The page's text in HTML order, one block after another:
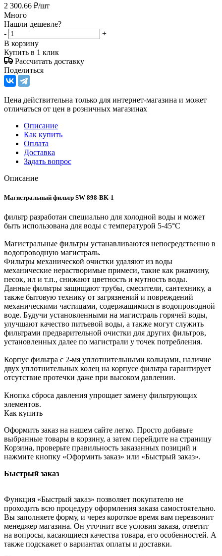
2 300.66 ₽/шт
Много
Нашли дешевле?
-
+
В корзину
Купить в 1 клик
Рассчитать доставку
Поделиться
Цена действительна только для интернет-магазина и может
отличаться от цен в розничных магазинах
Описание
Как купить
Оплата
Доставка
Задать вопрос
Описание
Магистральный фильтр SW 898-BK-1
фильтр разработан специально для холодной воды и может
быть использована для воды с температурой 5-45°С
Магистральные фильтры устанавливаются непосредственно в
водопроводную магистраль.
Фильтры механической очистки удаляют из воды
механические нерастворимые примеси, такие как ржавчину,
песок, ил и т.п., снижают цветность и мутность воды.
Данные фильтры защищают трубы, смесители, сантехнику, а
также бытовую технику от загрязнений и повреждений
механическими частицами, содержащимися в водопроводной
воде. Будучи установленными на магистраль горячей воды,
улучшают качество питьевой воды, а также могут служить
фильтрами предварительной очистки для других фильтров,
установленных далее по магистрали у точек потребления.
Корпус фильтра с 2-мя уплотнительными кольцами, наличие
двух уплотнительных колец на корпусе фильтра гарантирует
отсутствие протечки даже при высоком давлении.
Кнопка сброса давления упрощает замену фильтрующих
элементов.
Как купить
Оформить заказ на нашем сайте легко. Просто добавьте
выбранные товары в корзину, а затем перейдите на страницу
Корзина, проверьте правильность заказанных позиций и
нажмите кнопку «Оформить заказ» или «Быстрый заказ».
Быстрый заказ
Функция «Быстрый заказ» позволяет покупателю не
проходить всю процедуру оформления заказа самостоятельно.
Вы заполняете форму, и через короткое время вам перезвонит
менеджер магазина. Он уточнит все условия заказа, ответит
на вопросы, касающиеся качества товара, его особенностей. А
также подскажет о вариантах оплаты и доставки.